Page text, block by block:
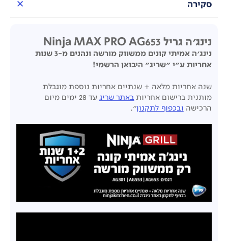
סקירה
נינג'ה גריל Ninja MAX PRO AG653
נינג'ה אמיתי קונים ממשווק מורשה ונהנים מ-3 שנות
אחריות ע"י "שריג" היבואן הרשמי!
שנה אחריות מלאה + שנתיים אחריות נוספת מוגבלת
מותנית ברישום אחריות באתר שריג
עד 28 ימים מיום
הרכישה ובכפוף לתקנון".